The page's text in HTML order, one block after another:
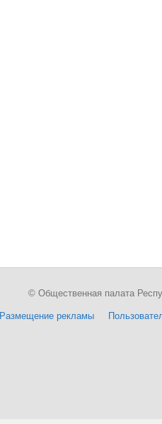
Размещение рекламы
© Общественная палата